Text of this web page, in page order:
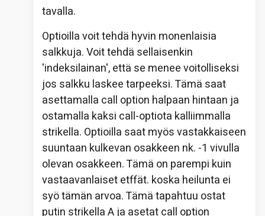
tavalla.
Optioilla voit tehdä hyvin monenlaisia
salkkuja. Voit tehdä sellaisenkin
'indeksilainan', että se menee voitolliseksi
jos salkku laskee tarpeeksi. Tämä saat
asettamalla call option halpaan hintaan ja
ostamalla kaksi call-optiota kalliimmalla
strikella. Optioilla saat myös vastakkaiseen
suuntaan kulkevan osakkeen nk. -1 vivulla
olevan osakkeen. Tämä on parempi kuin
vastaavanlaiset etffät. koska heilunta ei
syö tämän arvoa. Tämä tapahtuu ostat
putin strikella A ja asetat call option